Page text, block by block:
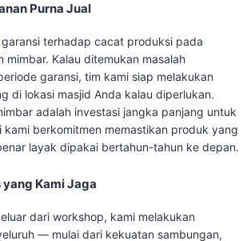
Purna Jual
terhadap cacat produksi pada
mimbar. Kalau ditemukan masalah
garansi, tim kami siap melakukan
di lokasi masjid Anda kalau diperlukan.
adalah investasi jangka panjang untuk
kami berkomitmen memastikan produk yang
layak dipakai bertahun-tahun ke depan.
Kami Jaga
dari workshop, kami melakukan
— mulai dari kekuatan sambungan,